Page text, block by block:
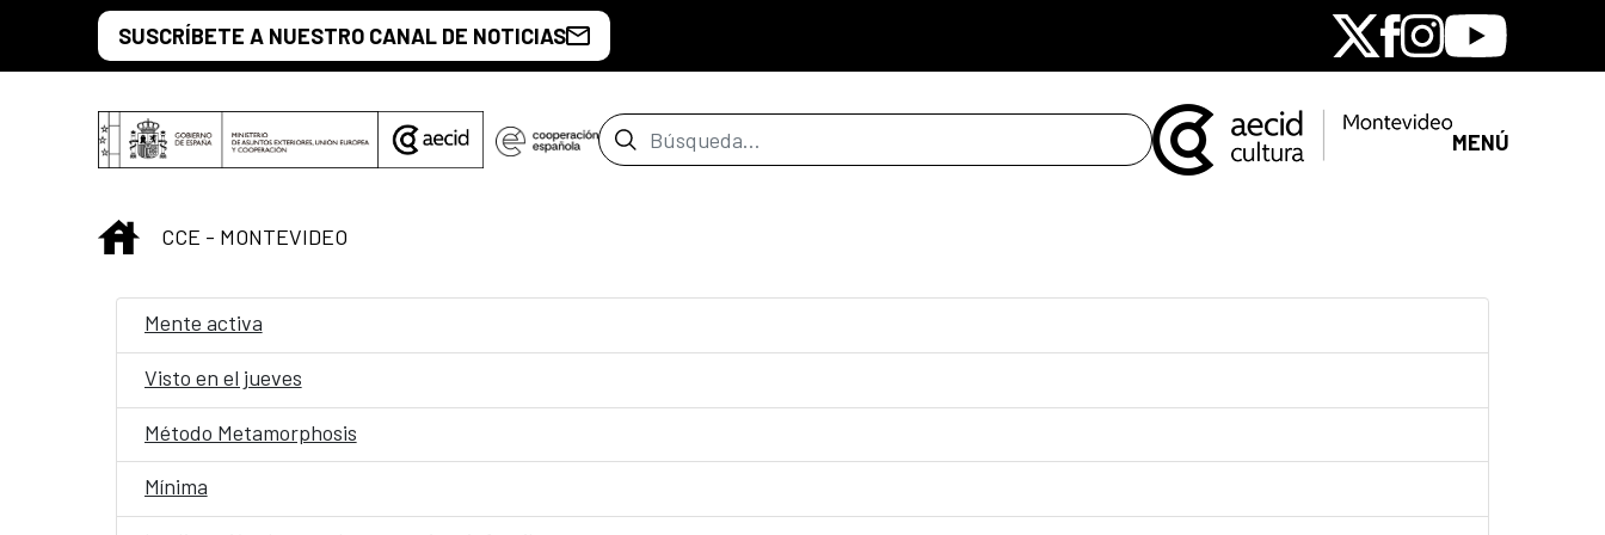
Saltar al contenido principal
SUSCRÍBETE A NUESTRO CANAL DE NOTICIAS X Facebook
Instagram
Youtube
Barra de búsqueda MENÚ
INICIO
CCE - MONTEVIDEO
Mente activa
Visto en el jueves
Método Metamorphosis
Mínima